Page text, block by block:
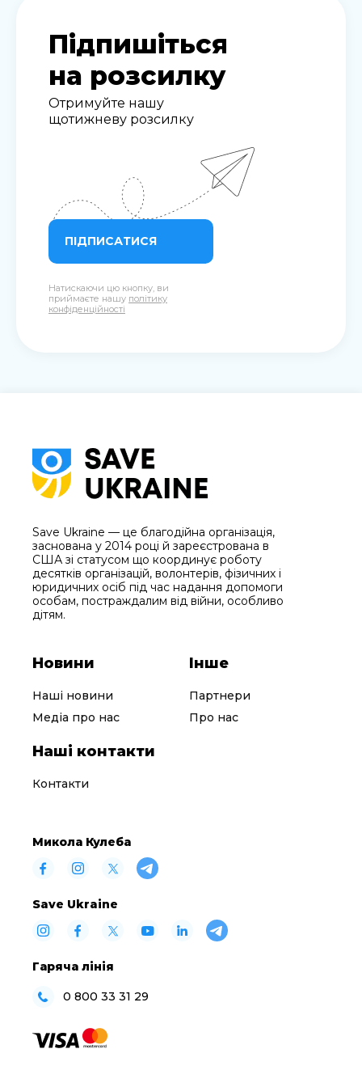
Підпишіться
на розсилку
Отримуйте нашу
щотижневу розсилку
ПІДПИСАТИСЯ
Натискаючи цю кнопку, ви
приймаєте нашу політику
конфіденційності
Save Ukraine — це благодійна організація,
заснована у 2014 році й зареєстрована в
США зі статусом що координує роботу
десятків організацій, волонтерів, фізичних і
юридичних осіб під час надання допомоги
особам, постраждалим від війни, особливо
дітям.
Новини
Наші новини
Медіа про нас
Інше
Партнери
Про нас
Наші контакти
Контакти
Микола Кулеба
Save Ukraine
Гаряча лінія
0 800 33 31 29